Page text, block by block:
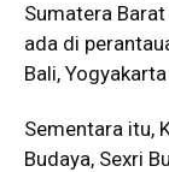
Sumatera
ada di
Bali,
Sementara itu,
Budaya, Sexri